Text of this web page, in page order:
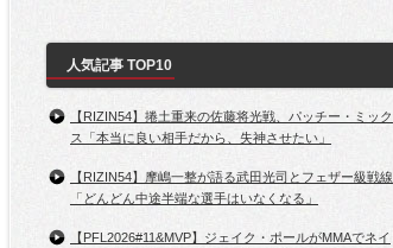
人気記事 TOP10
【RIZIN54】捲土重来の佐藤将光戦、パッチー・ミック
ス「本当に良い相手だから、失神させたい」
【RIZIN54】摩嶋一整が語る武田光司とフェザー級戦線
「どんどん中途半端な選手はいなくなる」
【PFL2026#11&MVP】ジェイク・ポールがMMAでネイ